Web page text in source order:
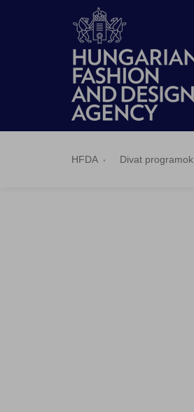
HFDA Divat programok
programok
programok
Budapest
Pályázatok
Sajtószoba
Kapcsolat
HFDASPOT